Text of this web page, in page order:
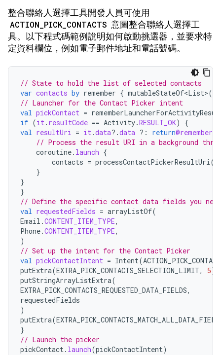
整合聯絡人選擇工具開發人員可使用
ACTION_PICK_CONTACTS 意圖整合聯絡人選擇工
具。以下程式碼範例說明如何啟動挑選器，並要求特
定資料欄位，例如電子郵件地址和電話號碼。
// State to hold the list of selected contacts
var contacts by remember { mutableStateOf<List>(
// Launcher for the Contact Picker intent
val pickContact =
if (it. resultCode == Activity.RESULT_OK)
{
val resultUri = it.data?.data ?: return
// Process the result URI in a background
coroutine. launch {
contacts = processContactPickerResultUri(
}
}
}
// Define the specific contact data fields you need
val requestedFields = arrayListOf(
Email .CONTENT_ITEM_TYPE,
Phone.CONTENT_ITEM_TYPE,
)
// Set up the intent for the Contact Picker
val pickContactIntent = Intent(
putExtra(EXTRA_PICK_CONTACTS_SELECTION_LIMIT, 5)
putStringArrayListExtra(
EXTRA_PICK_CONTACTS_REQUESTED_DATA_FIELDS,
requestedFields
)
putExtra(
}
// Launch the picker
pickContact. launch(pickContactIntent)